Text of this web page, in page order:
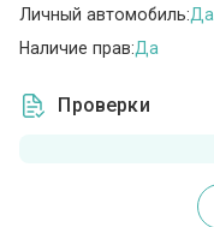
Личный автомобиль:Да
Наличие прав:Да
Проверки